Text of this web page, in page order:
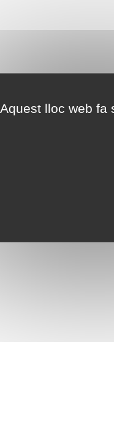
Aquest lloc web fa